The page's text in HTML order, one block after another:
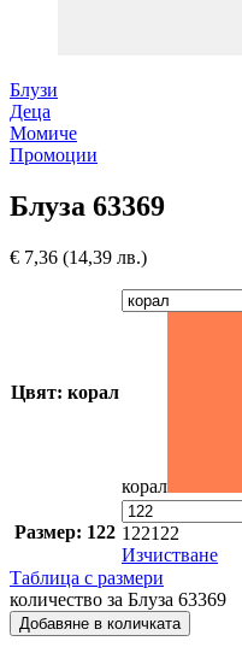
Блузи
Деца
Момиче
Промоции
Блуза 63369
€ 7,36 (14,39 лв.)
Цвят: корал
корал
Размер: 122 122122
Изчистване
Таблица с размери
количество за Блуза 63369
Добавяне в количката